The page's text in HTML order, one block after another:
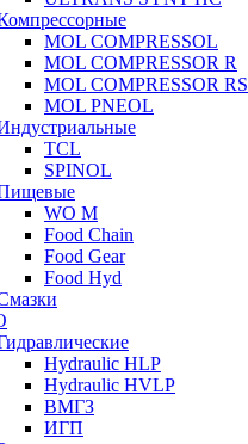
MOL COMPRESSOL
MOL COMPRESSOR R
MOL COMPRESSOR RS
MOL PNEOL
TCL
SPINOL
WO M
Food Chain
Food Gear
Food Hyd
Hydraulic HLP
Hydraulic HVLP
ВМГЗ
ИГП